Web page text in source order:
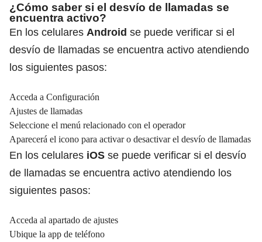
¿Cómo saber si el desvío de llamadas se
encuentra activo?
En los celulares Android se puede verificar si el
desvío de llamadas se encuentra activo atendiendo
los siguientes pasos:
Acceda a Configuración
Ajustes de llamadas
Seleccione el menú relacionado con el operador
Aparecerá el icono para activar o desactivar el desvío de llamadas
En los celulares iOS se puede verificar si el desvío
de llamadas se encuentra activo atendiendo los
siguientes pasos:
Acceda al apartado de ajustes
Ubique la app de teléfono